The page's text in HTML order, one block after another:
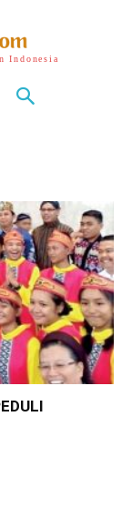
Indonesia